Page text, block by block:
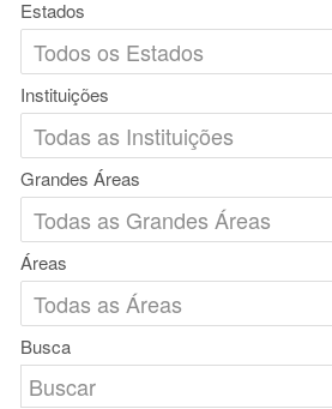
Estados
Instituições
Grandes Áreas
Áreas
Busca